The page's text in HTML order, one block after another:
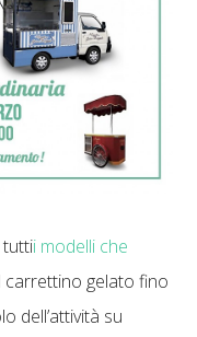
i modelli che
carrettino gelato fino
dell’attività su